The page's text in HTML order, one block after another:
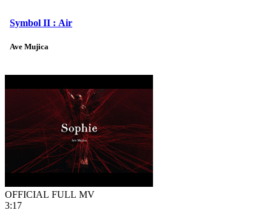
Symbol II : Air
Ave Mujica
OFFICIAL FULL MV
3:17